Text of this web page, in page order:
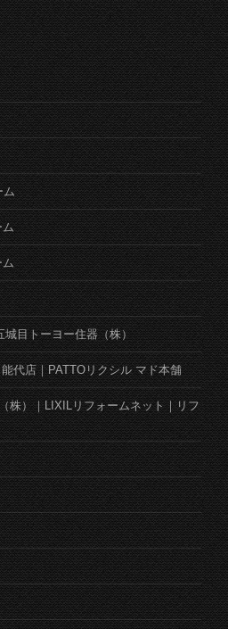
ム
ム
城目トーヨー住器（株）
代店｜PATTOリクシル マド本舗
株）｜LIXILリフォームネット｜リフ